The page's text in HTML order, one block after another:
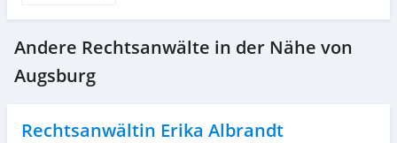
Andere Rechtsanwälte in der Nähe von
Augsburg
Rechtsanwältin Erika Albrandt